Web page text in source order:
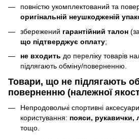
повністю укомплектований та
оригінальній неушкодженій
збережений гарантійний талон
що підтверджує оплату;
не входить до переліку товарів
підлягають обміну/поверненню.
Товари, що не підлягають
поверненню (належної
Непродовольчі спортивні
користування: пояси, рукавички,
тощо.